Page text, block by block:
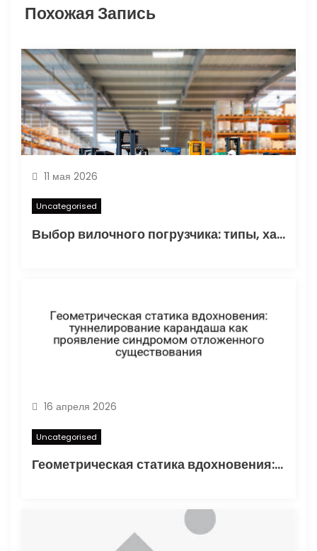
и
с
я
м
Похожая Запись
11 мая 2026
Uncategorised
Выбор вилочного погрузчика: типы, характеристики и области применения
16 апреля 2026
Uncategorised
Геометрическая статика вдохновения: туннелирование карандаша как проявление синдромом отложенного существования